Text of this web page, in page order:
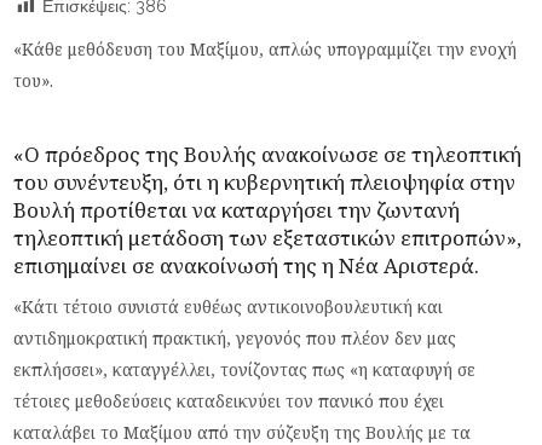
Επισκέψεις: 386
«Κάθε μεθόδευση του Μαξίμου, απλώς υπογραμμίζει την ενοχή
του».
«Ο πρόεδρος της Βουλής ανακοίνωσε σε τηλεοπτική
του συνέντευξη, ότι η κυβερνητική πλειοψηφία στην
Βουλή προτίθεται να καταργήσει την ζωντανή
τηλεοπτική μετάδοση των εξεταστικών επιτροπών»,
επισημαίνει σε ανακοίνωσή της η Νέα Αριστερά.
«Κάτι τέτοιο συνιστά ευθέως αντικοινοβουλευτική και
αντιδημοκρατική πρακτική, γεγονός που πλέον δεν μας
εκπλήσσει», καταγγέλλει, τονίζοντας πως «η καταφυγή σε
τέτοιες μεθοδεύσεις καταδεικνύει τον πανικό που έχει
καταλάβει το Μαξίμου από την σύζευξη της Βουλής με τα